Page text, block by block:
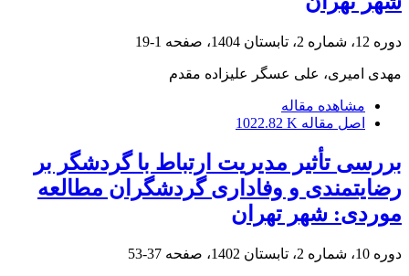
دوره 12، شماره 2، تابستان 1404، صفحه 1-19
مهدی امیری، علی عسگر علیزاده مقدم
مشاهده مقاله
اصل مقاله 1022.82 K
بررسی تأثیر مدیریت ارتباط با گردشگر بر
رضایتمندی و وفاداری گردشگران مطالعه
موردی: شهر تهران
دوره 10، شماره 2، تابستان 1402، صفحه 37-53